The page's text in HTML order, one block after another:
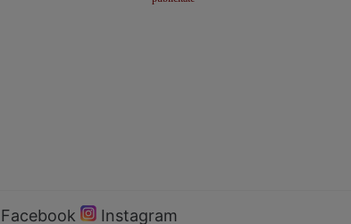
Facebook Instagram